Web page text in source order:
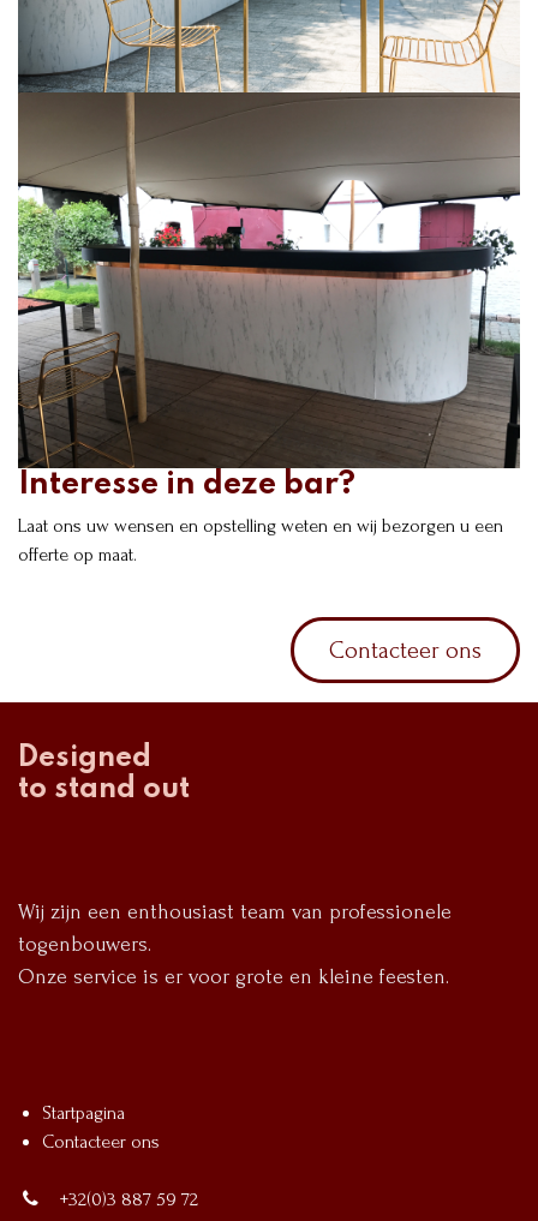
Interesse in deze bar?
Laat ons uw wensen en opstelling weten en wij bezorgen u een
offerte op maat.
Contacteer ons
Designed
to stand out
Wij zijn een enthousiast team van professionele
togenbouwers.
Onze service is er voor grote en kleine feesten.
Startpagina
Contacteer ons
+32(0)3 887 59 72